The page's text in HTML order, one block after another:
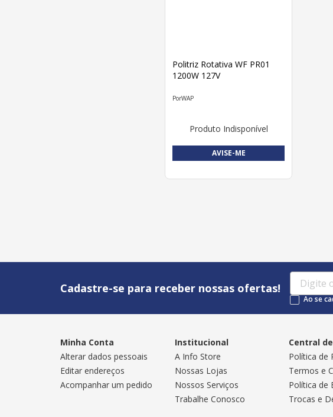
Politriz Rotativa WF PR01
1200W 127V
WAP
Produto Indisponível
AVISE-ME
Cadastre-se para receber nossas ofertas!
Ao se
Minha Conta
Alterar dados pessoais
Editar endereços
Acompanhar um pedido
Institucional
A Info Store
Nossas Lojas
Nossos Serviços
Trabalhe Conosco
Central
Política de
Termos e
Política de
Trocas e